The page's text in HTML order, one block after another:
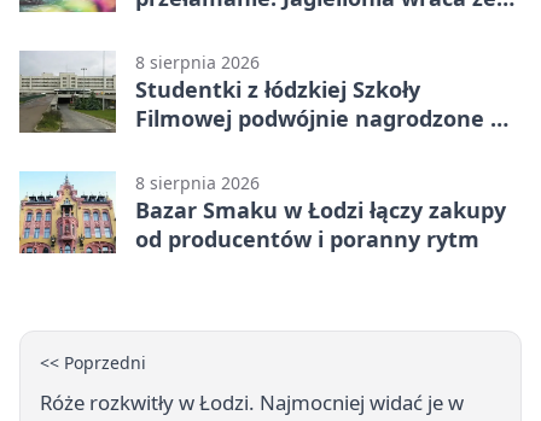
8 sierpnia 2026
Studentki z łódzkiej Szkoły
Filmowej podwójnie nagrodzone na
8 sierpnia 2026
Bazar Smaku w Łodzi łączy zakupy
od producentów i poranny rytm
<< Poprzedni
Róże rozkwitły w Łodzi. Najmocniej widać je w